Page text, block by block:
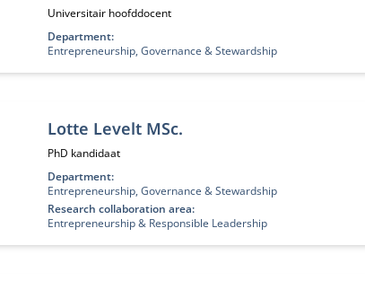
Functietitel:
Universitair hoofddocent
Department:
Entrepreneurship, Governance & Stewardship
Lotte Levelt MSc.
Functietitel:
PhD kandidaat
Department:
Entrepreneurship, Governance & Stewardship
Research collaboration area:
Entrepreneurship & Responsible Leadership